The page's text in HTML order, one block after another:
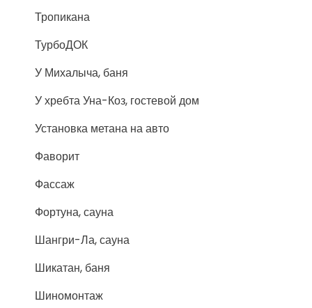
Тропикана
ТурбоДОК
У Михалыча, баня
У хребта Уна-Коз, гостевой дом
Установка метана на авто
Фаворит
Фассаж
Фортуна, сауна
Шангри-Ла, сауна
Шикатан, баня
Шиномонтаж